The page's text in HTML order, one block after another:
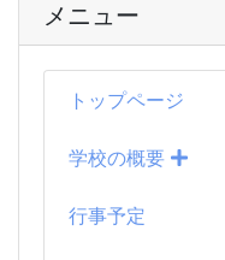
メニュー
トップページ
学校の概要
行事予定